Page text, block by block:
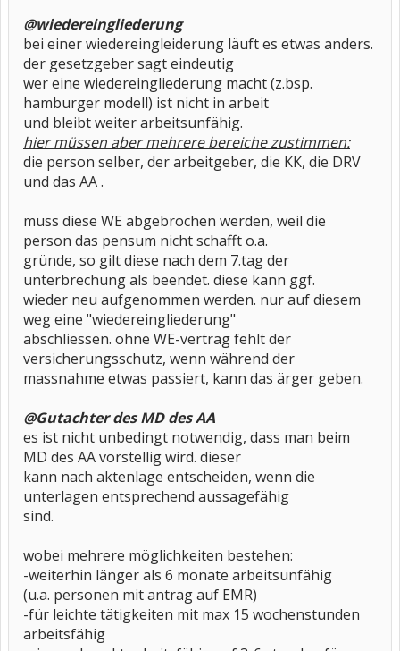
@wiedereingliederung
bei einer wiedereingleiderung läuft es etwas anders.
der gesetzgeber sagt eindeutig
wer eine wiedereingliederung macht (z.bsp.
hamburger modell) ist nicht in arbeit
und bleibt weiter arbeitsunfähig.
hier müssen aber mehrere bereiche zustimmen:
die person selber, der arbeitgeber, die KK, die DRV
und das AA .
muss diese WE abgebrochen werden, weil die
person das pensum nicht schafft o.a.
gründe, so gilt diese nach dem 7.tag der
unterbrechung als beendet. diese kann ggf.
wieder neu aufgenommen werden. nur auf diesem
weg eine "wiedereingliederung"
abschliessen. ohne WE-vertrag fehlt der
versicherungsschutz, wenn während der
massnahme etwas passiert, kann das ärger geben.
@Gutachter des MD des AA
es ist nicht unbedingt notwendig, dass man beim
MD des AA vorstellig wird. dieser
kann nach aktenlage entscheiden, wenn die
unterlagen entsprechend aussagefähig
sind.
wobei mehrere möglichkeiten bestehen:
-weiterhin länger als 6 monate arbeitsunfähig
(u.a. personen mit antrag auf EMR)
-für leichte tätigkeiten mit max 15 wochenstunden
arbeitsfähig